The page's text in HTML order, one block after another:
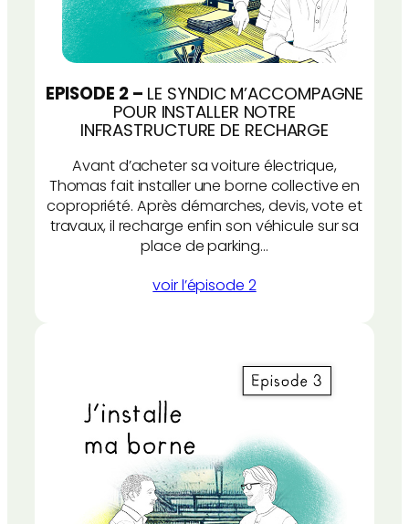
EPISODE 2 – LE SYNDIC M’ACCOMPAGNE
POUR INSTALLER NOTRE
INFRASTRUCTURE DE RECHARGE
Avant d’acheter sa voiture électrique,
Thomas fait installer une borne collective en
copropriété. Après démarches, devis, vote et
travaux, il recharge enfin son véhicule sur sa
place de parking…
voir l’épisode 2